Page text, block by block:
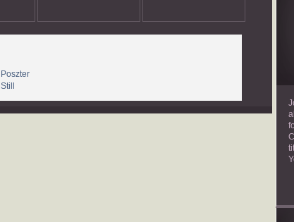
Poszter
Still